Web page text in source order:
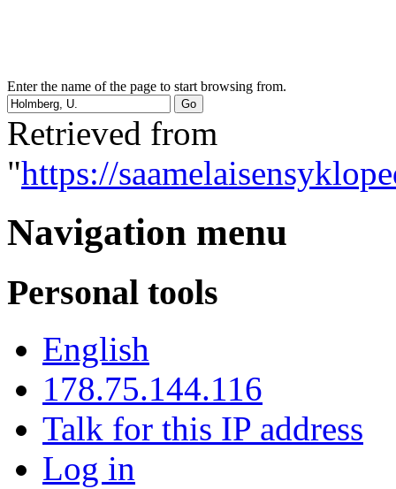
Enter the name of the page to start browsing from.
Retrieved from
"https://
Navigation menu
Personal tools
English
178.75.144.116
Talk for this IP address
Log in